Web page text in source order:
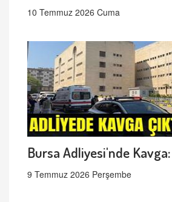
10 Temmuz 2026 Cuma
Bursa Adliyesi'nde Kavga:
9 Temmuz 2026 Perşembe